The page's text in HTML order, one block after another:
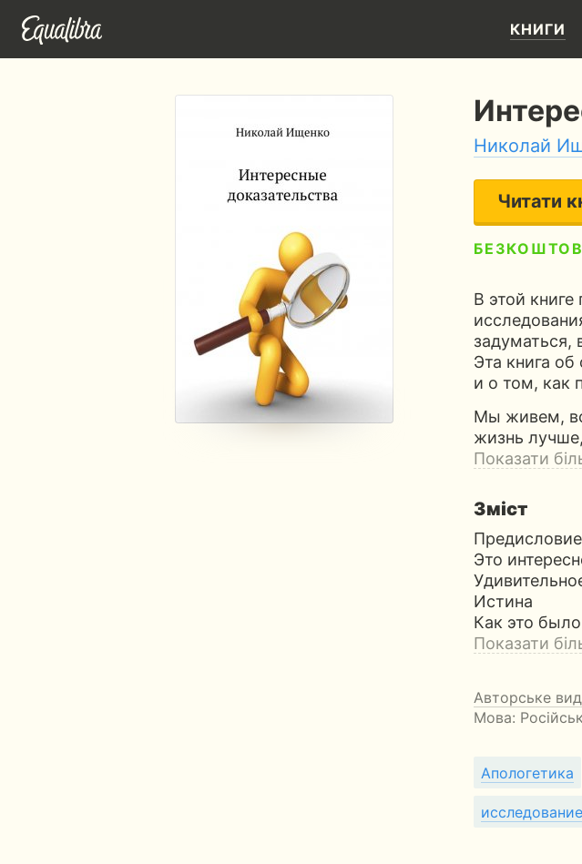
КНИГИ
Николай
Читати
В этой
Эта книга
и о том, как
Мы живем,
жизнь
Показати
Зміст
Предисловие
Это
Истина
Как это
Показати
Авторське
Мова:
Апологетика
исследование